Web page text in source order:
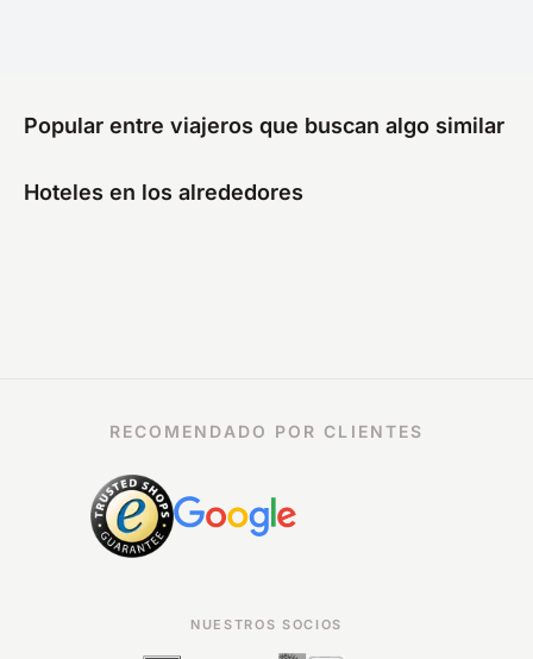
Popular entre viajeros que buscan algo similar
Hoteles en los alrededores
RECOMENDADO POR CLIENTES
NUESTROS SOCIOS